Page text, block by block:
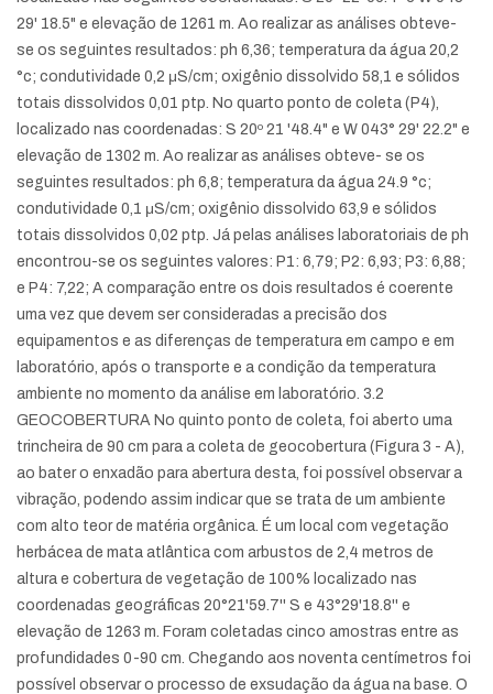
29' 18.5" e elevação de 1261 m. Ao realizar as análises obteve-
se os seguintes resultados: ph 6,36; temperatura da água 20,2
°c; condutividade 0,2 μS/cm; oxigênio dissolvido 58,1 e sólidos
totais dissolvidos 0,01 ptp. No quarto ponto de coleta (P4),
localizado nas coordenadas: S 20º 21 '48.4" e W 043° 29' 22.2" e
elevação de 1302 m. Ao realizar as análises obteve- se os
seguintes resultados: ph 6,8; temperatura da água 24.9 °c;
condutividade 0,1 μS/cm; oxigênio dissolvido 63,9 e sólidos
totais dissolvidos 0,02 ptp. Já pelas análises laboratoriais de ph
encontrou-se os seguintes valores: P1: 6,79; P2: 6,93; P3: 6,88;
e P4: 7,22; A comparação entre os dois resultados é coerente
uma vez que devem ser consideradas a precisão dos
equipamentos e as diferenças de temperatura em campo e em
laboratório, após o transporte e a condição da temperatura
ambiente no momento da análise em laboratório. 3.2
GEOCOBERTURA No quinto ponto de coleta, foi aberto uma
trincheira de 90 cm para a coleta de geocobertura (Figura 3 - A),
ao bater o enxadão para abertura desta, foi possível observar a
vibração, podendo assim indicar que se trata de um ambiente
com alto teor de matéria orgânica. É um local com vegetação
herbácea de mata atlântica com arbustos de 2,4 metros de
altura e cobertura de vegetação de 100% localizado nas
coordenadas geográficas 20°21'59.7'' S e 43°29'18.8'' e
elevação de 1263 m. Foram coletadas cinco amostras entre as
profundidades 0-90 cm. Chegando aos noventa centímetros foi
possível observar o processo de exsudação da água na base. O